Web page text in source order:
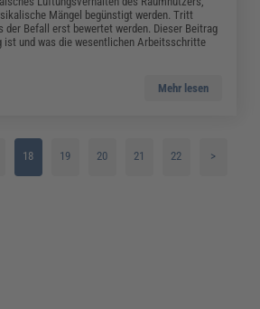
Mängel begünstigt werden. Tritt
Befall erst bewertet werden. Dieser Beitrag
ist und was die wesentlichen Arbeitsschritte
Mehr lesen
18 19 20 21 22 >